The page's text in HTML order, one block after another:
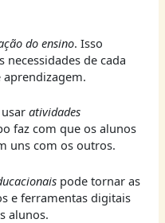
do ensino. Isso
necessidades de cada
usaratividades
faz com que os alunos
uns com os outros.
pode tornar as
e ferramentas digitais
alunos.